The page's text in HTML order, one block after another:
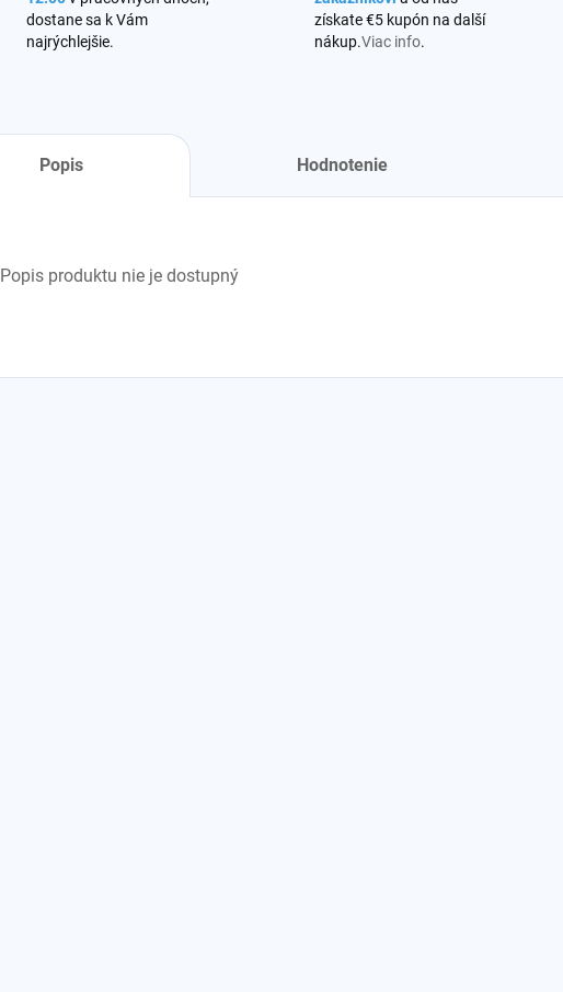
dostane sa k Vám
najrýchlejšie.
získate €5 kupón na další
nákup.Viac info.
Popis Hodnotenie
Popis produktu nie je dostupný